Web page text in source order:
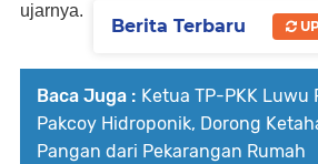
ujarnya.
Baca Juga : Ketua TP-PKK Luwu
Pakcoy Hidroponik, Dorong
Pangan dari Pekarangan Rumah
Berita Terbaru